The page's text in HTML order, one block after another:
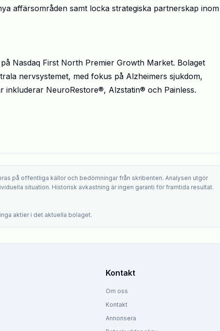
affärsområden samt locka strategiska partnerskap inom
Nasdaq First North Premier Growth Market. Bolaget
nervsystemet, med fokus på Alzheimers sjukdom,
NeuroRestore®, Alzstatin® och Painless.
på offentliga källor och bedömningar från skribenten. Analysen utgör
situation. Historisk avkastning är ingen garanti för framtida resultat.
aktier i det aktuella bolaget.
Kontakt
Om oss
Kontakt
Annonsera